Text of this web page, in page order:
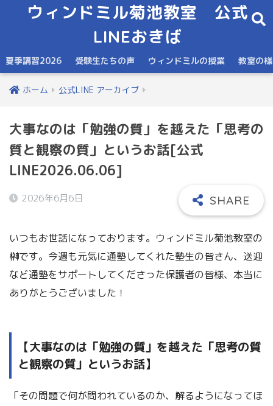
ウィンドミル菊池教室 公式
LINEおきば
夏季講習2026 受験生たちの声 ウィンドミルの授業 教室の
ホーム 公式LINE アーカイブ
大事なのは「勉強の質」を越えた「思考の
質と観察の質」というお話[公式
LINE2026.06.06]
2026年6月6日
いつもお世話になっております。ウィンドミル菊池教室の
榊です。今週も元気に通塾してくれた塾生の皆さん、送迎
など通塾をサポートしてくださった保護者の皆様、本当に
ありがとうございました！
【大事なのは「勉強の質」を越えた「思考の質
と観察の質」というお話】
「その問題で何が問われているのか、解るようになってほ